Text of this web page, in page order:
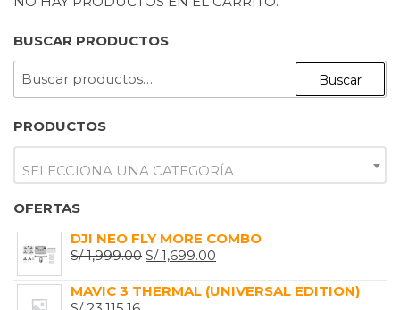
BUSCAR PRODUCTOS
Buscar
PRODUCTOS
SELECCIONA UNA CATEGORÍA
OFERTAS
DJI NEO FLY MORE COMBO
S/1,999.00 EL
ORIGINAL
S/1,699.00
ACTUAL
MAVIC 3 THERMAL (UNIVERSAL EDITION)